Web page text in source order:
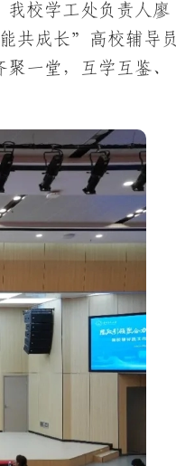
我校学工处负责人廖
共成长”高校辅导员
一堂，互学互鉴、